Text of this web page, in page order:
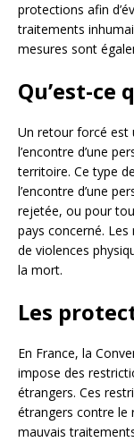
protections afin
traitements
mesures sont
Qu’est-ce
Un retour forcé est
l’encontre d’une
territoire. Ce type
l’encontre d’une
rejetée, ou pour
pays concerné.
de violences
la mort.
Les
En France, la
impose des
étrangers. Ces
étrangers contre le
mauvais